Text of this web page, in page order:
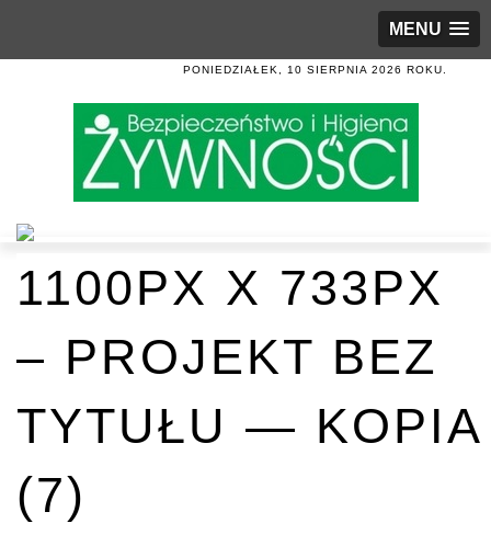
MENU
PONIEDZIAŁEK, 10 SIERPNIA 2026 ROKU.
1100PX X 733PX
– PROJEKT BEZ
TYTUŁU — KOPIA
(7)